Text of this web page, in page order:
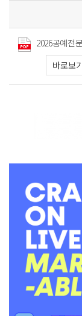
2026공예전
바로보기